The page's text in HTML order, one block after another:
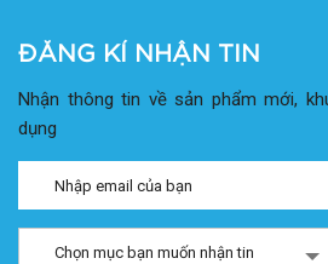
ĐĂNG KÍ NHẬN TIN
Nhận thông tin về sản phẩm mới,
dụng
Chọn mục bạn muốn nhận tin